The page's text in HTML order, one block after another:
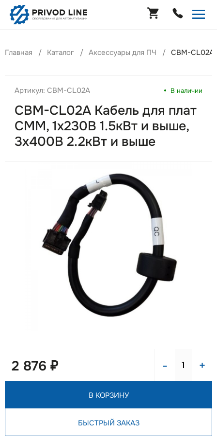
Главная Каталог Аксессуары для ПЧ CBM-CL02A
Артикул: CBM-CL02A В наличии
CBM-CL02A Кабель для плат
CMM, 1х230В 1.5кВт и выше,
3х400В 2.2кВт и выше
2 876 ₽ - +
В КОРЗИНУ
БЫСТРЫЙ ЗАКАЗ